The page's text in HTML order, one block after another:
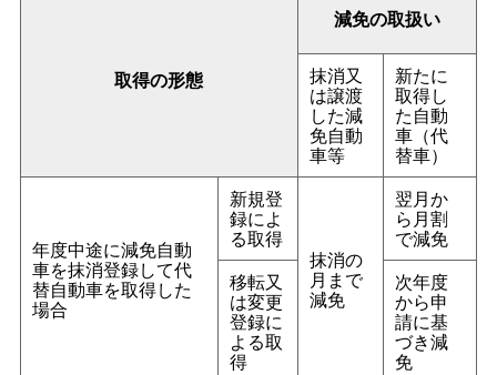
取得の形態
減免の取扱い
抹消又
は譲渡
した減
免自動
車等
新たに
取得し
た自動
車（代
替車）
年度中途に減免自動
車を抹消登録して代
替自動車を取得した
場合
新規登
録によ
る取得
抹消の
月まで
減免
翌月か
ら月割
で減免
移転又
は変更
登録に
よる取
得
次年度
から申
請に基
づき減
免